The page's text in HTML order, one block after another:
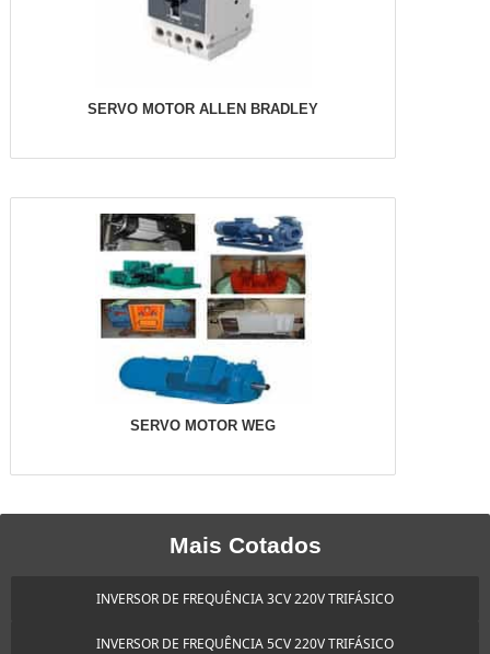
SERVO MOTOR ALLEN BRADLEY
SERVO MOTOR WEG
Mais Cotados
INVERSOR DE FREQUÊNCIA 3CV 220V TRIFÁSICO
INVERSOR DE FREQUÊNCIA 5CV 220V TRIFÁSICO